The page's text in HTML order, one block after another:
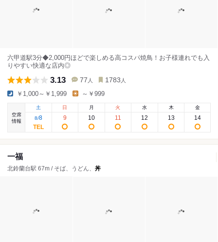
六甲道駅3分◆2,000円ほどで楽しめる高コスパ焼鳥！お子様連れでも入
りやすい快適な店内◎
3.13 77 人 1783 人
￥1,000～￥1,999 ～￥999
空席
情報
土
8/8
日
9
月
10
火
11
水
12
木
13
金
14
一福
北鈴蘭台駅 67m / そば、うどん、 丼